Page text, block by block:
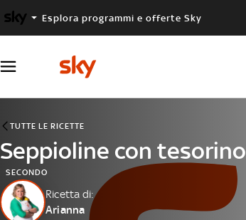
Esplora programmi e offerte Sky
TUTTE LE RICETTE
Seppioline con tesorino
SECONDO
Ricetta di:
Arianna